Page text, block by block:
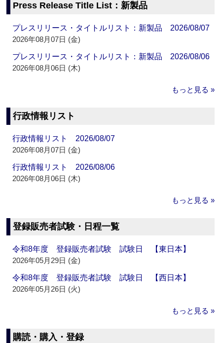
Press Release Title List：新製品
プレスリリース・タイトルリスト：新製品 2026/08/07
2026年08月07日 (金)
プレスリリース・タイトルリスト：新製品 2026/08/06
2026年08月06日 (木)
もっと見る »
行政情報リスト
行政情報リスト 2026/08/07
2026年08月07日 (金)
行政情報リスト 2026/08/06
2026年08月06日 (木)
もっと見る »
登録販売者試験・日程一覧
令和8年度 登録販売者試験 試験日 【東日本】
2026年05月29日 (金)
令和8年度 登録販売者試験 試験日 【西日本】
2026年05月26日 (火)
もっと見る »
購読・購入・登録